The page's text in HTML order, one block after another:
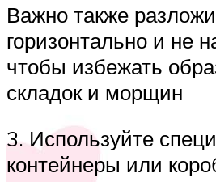
Важно также
горизонтально и не
чтобы избежать
складок и морщин
3. Используйте
контейнеры или